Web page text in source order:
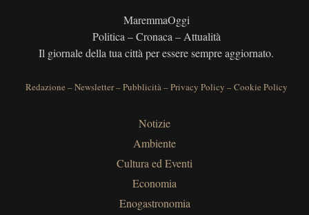
MaremmaOggi
Politica – Cronaca – Attualità
Il giornale della tua città per essere sempre aggiornato.
Redazione –Newsletter–Pubblicità–Privacy Policy –Cookie Policy
Notizie
Ambiente
Cultura ed Eventi
Economia
Enogastronomia